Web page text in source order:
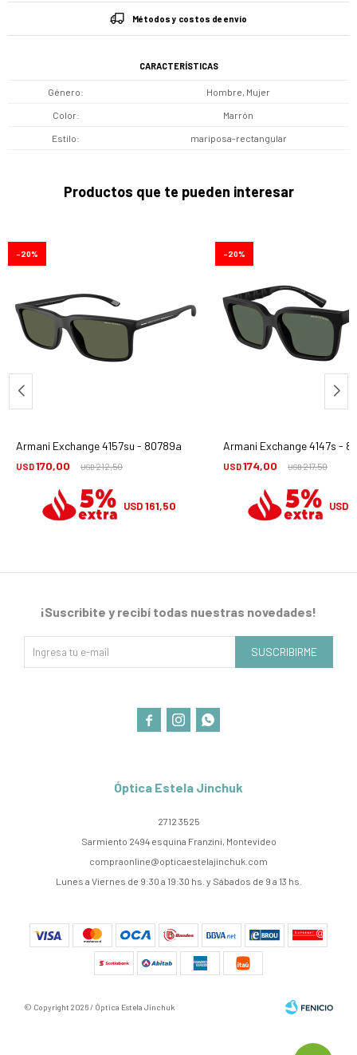
Métodos y costos de envío
CARACTERÍSTICAS
Género Hombre, Mujer
Color Marrón
Estilo mariposa-rectangular
Productos que te pueden interesar
Armani Exchange 4157su - 80789a
USD170,00 USD212,50
20
USD 161,50
Armani Exchange 4147s -
USD174,00 USD217,50
20
USD
Óptica Estela Jinchuk
2712 3525
Sarmiento 2494 esquina Franzini, Montevideo
compraonline@opticaestelajinchuk.com
Lunes a Viernes de 9:30 a 19:30 hs. y Sábados de 9 a 13 hs.
¡Suscribite y recibí todas nuestras novedades!
SUSCRIBIRME
  
© Copyright 2026 / Óptica Estela Jinchuk